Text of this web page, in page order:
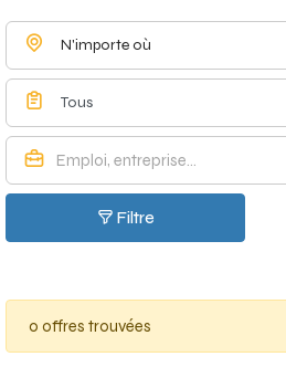
N'importe où
Tous
Filtre
0 offres trouvées